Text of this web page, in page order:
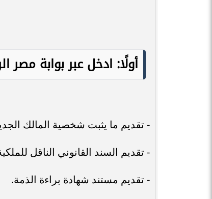
أولًا: ادخل عبر بوابة مصر
- تقديم ما يثبت شخصية المالك
- تقديم السند القانوني الناقل
- تقديم مستند شهادة براءة الذمة.